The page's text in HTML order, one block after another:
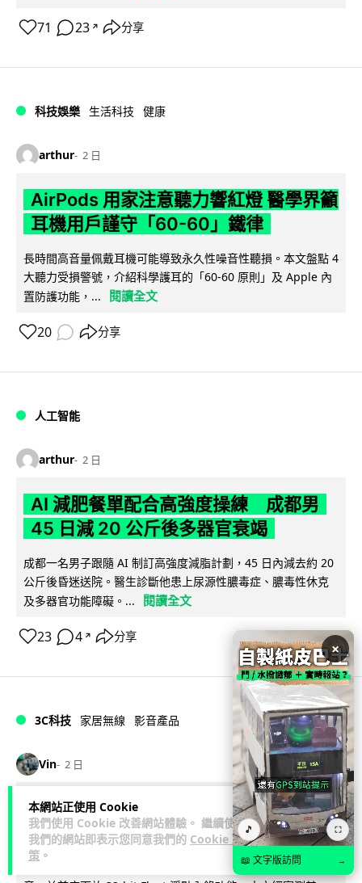
本網站正使用 Cookie
我們使用 Cookie 改善網站體驗。 繼續使用
我們的網站即表示您同意我們的 Cookie 政
策 。
71 23 ↗ 分享
科技娛樂 生活科技 健康
arthur 2 日
AirPods 用家注意聽力響紅燈 醫學界籲
耳機用戶謹守「60-60」鐵律
長時間高音量佩戴耳機可能導致永久性噪音性聽損。本文盤點 4
大聽力受損警號，介紹科學護耳的「60-60 原則」及 Apple 內
置防護功能，...
閱讀全文
20 分享
人工智能
arthur 2 日
AI 減肥餐單配合高強度操練 成都男
45 日減 20 公斤後多器官衰竭
成都一名男子跟隨 AI 制訂高強度減脂計劃，45 日內減去約 20
公斤後昏迷送院。醫生診斷他患上尿源性膿毒症、膿毒性休克
及多器官功能障礙。...
閱讀全文
23 4 ↗ 分享
3C科技 家居無線 影音產品
Vin 2 日
DJI Mic Mini 2s 實測 四發一收同步獨
立錄音 32-bit 防爆咪拍片必備
DJI 最新推出的 Mic Mini 2s 無線咪支援「四發一收」分軌錄
×
🎵 ⛶
📖 文字版訪問 →